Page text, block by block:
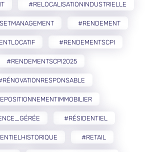
#RELOCALISATIONINDUSTRIELLE
#RENDEMENT
#RENDEMENTSCPI
#RENDEMENTSCPI2025
#RÉSIDENTIEL
#RETAIL